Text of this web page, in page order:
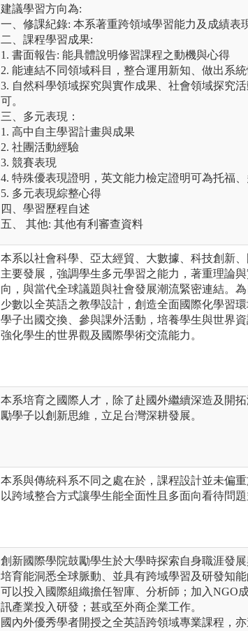
建議學習方向為:
一、修課紀錄: 本系著重跨領域學習能力及成績表
二、課程學習成果:
1. 書面報告: 能具體說明修習課程之動機與心得
2. 能連結不同領域科目，整合運用新知、做出系統
3. 自然科學領域探究與實作成果、社會領域探究
可。
三、多元表現：
1. 高中自主學習計畫與成果
2. 社團活動經驗
3. 競賽表現
4. 特殊優表現證明，英文能力檢定證明可為托福、
5. 多元表現綜整心得
四、學習歷程自述
五、 其他: 其他有利審查資料
本系以社會科學、亞太經貿、大數據、科技創新
主要發展，強調學生多元學習之能力，著重理論
向，與當代全球議題與社會發展潮流緊密連結。為
少數以全英語之教學設計，創造全面國際化學習
學子出國交換、參與課外活動，培養學生與世界資
強化學生的世界觀及國際學術交流能力。
本系培育之國際人才，除了赴國外繼續深造及開
勵學子以創新思維，立足台灣深耕發展。
本系與傳統科系不同之處在於，課程設計並未偏
以跨域整合方式讓學生能全面性且多面向看待問題
創新國際學院鼓勵學生於大學時探索自身職涯發
培育能洞悉全球脈動、並具有跨域學習及研發知
可以投入國際組織擔任智庫、分析師；加入NGO
訊產業投入研發；甚或至外商企業工作。
國內外優秀學者開授之全英語跨領域專業課程，